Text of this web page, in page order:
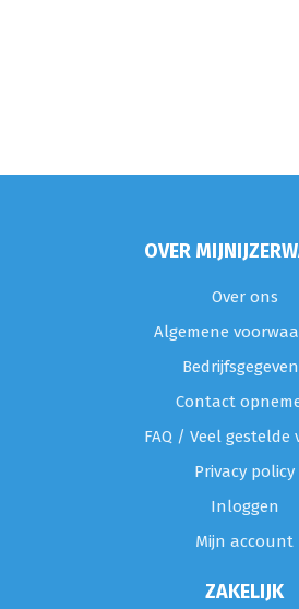
OVER
Over ons
Algemene
Contact
FAQ / Veel gestelde
Privacy policy
Inloggen
Mijn account
ZAKELIJK